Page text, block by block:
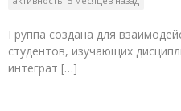
Группа создана для
студентов, изучающих
интеграт […]